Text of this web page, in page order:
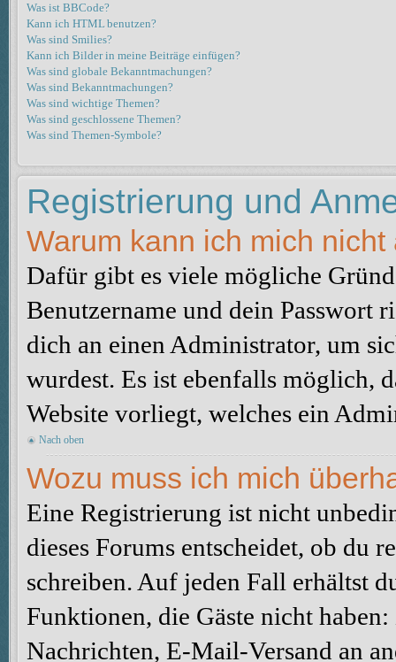
Was ist BBCode?
Kann ich HTML benutzen?
Was sind Smilies?
Kann ich Bilder in meine Beiträge einfügen?
Was sind globale Bekanntmachungen?
Was sind Bekanntmachungen?
Was sind wichtige Themen?
Was sind geschlossene Themen?
Was sind Themen-Symbole?
Registrierung und
Warum kann ich mich nicht
Dafür gibt es viele mögliche
Benutzername und dein Passwort
dich an einen Administrator, um
wurdest. Es ist ebenfalls möglich,
Website vorliegt, welches ein
Nach oben
Wozu muss ich mich
Eine Registrierung ist nicht
dieses Forums entscheidet, ob du
schreiben. Auf jeden Fall erhältst
Funktionen, die Gäste nicht
Nachrichten, E-Mail-Versand an